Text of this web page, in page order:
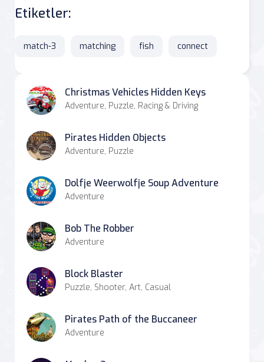
Etiketler:
match-3 matching fish connect
Christmas Vehicles Hidden Keys
Adventure, Puzzle, Racing & Driving
Pirates Hidden Objects
Adventure, Puzzle
Dolfje Weerwolfje Soup Adventure
Adventure
Bob The Robber
Adventure
Block Blaster
Puzzle, Shooter, Art, Casual
Pirates Path of the Buccaneer
Adventure